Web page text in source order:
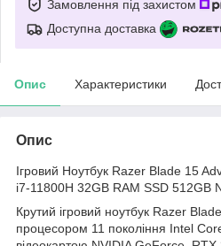
Замовлення під захистом
Доступна доставка
Опис Характеристики
Опис
Ігровий Ноутбук Razer Blade 15
i7-11800H 32GB RAM SSD 512GB
Крутий ігровий ноутбук Razer
процесором 11 покоління Intel